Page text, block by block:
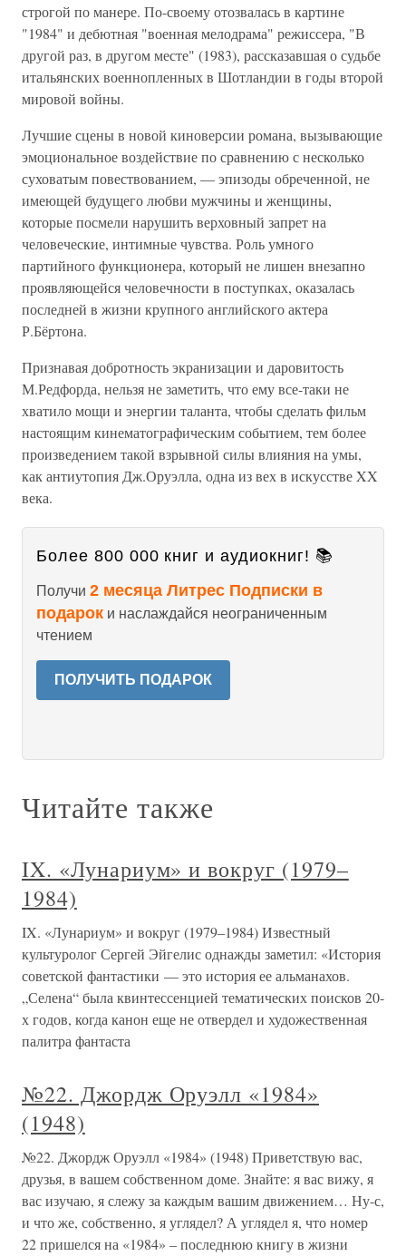
строгой по манере. По-своему отозвалась в картине
"1984" и дебютная "военная мелодрама" режиссера, "В
другой раз, в другом месте" (1983), рассказавшая о судьбе
итальянских военнопленных в Шотландии в годы второй
мировой войны.
Лучшие сцены в новой киноверсии романа, вызывающие
эмоциональное воздействие по сравнению с несколько
суховатым повествованием, — эпизоды обреченной, не
имеющей будущего любви мужчины и женщины,
которые посмели нарушить верховный запрет на
человеческие, интимные чувства. Роль умного
партийного функционера, который не лишен внезапно
проявляющейся человечности в поступках, оказалась
последней в жизни крупного английского актера
Р.Бёртона.
Признавая добротность экранизации и даровитость
М.Редфорда, нельзя не заметить, что ему все-таки не
хватило мощи и энергии таланта, чтобы сделать фильм
настоящим кинематографическим событием, тем более
произведением такой взрывной силы влияния на умы,
как антиутопия Дж.Оруэлла, одна из вех в искусстве XX
века.
Более 800 000 книг и аудиокниг! 📚
Получи 2 месяца Литрес Подписки в
подарок и наслаждайся неограниченным
чтением
ПОЛУЧИТЬ ПОДАРОК
Читайте также
IX. «Лунариум» и вокруг (1979–
1984)
IX. «Лунариум» и вокруг (1979–1984) Известный
культуролог Сергей Эйгелис однажды заметил: «История
советской фантастики — это история ее альманахов.
„Селена“ была квинтессенцией тематических поисков 20-
х годов, когда канон еще не отвердел и художественная
палитра фантаста
№22. Джордж Оруэлл «1984»
(1948)
№22. Джордж Оруэлл «1984» (1948) Приветствую вас,
друзья, в вашем собственном доме. Знайте: я вас вижу, я
вас изучаю, я слежу за каждым вашим движением… Ну-с,
и что же, собственно, я углядел? А углядел я, что номер
22 пришелся на «1984» – последнюю книгу в жизни